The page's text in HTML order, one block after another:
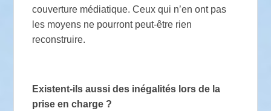
couverture médiatique. Ceux qui n’en ont pas
les moyens ne pourront peut-être rien
reconstruire.
Existent-ils aussi des inégalités lors de la
prise en charge ?